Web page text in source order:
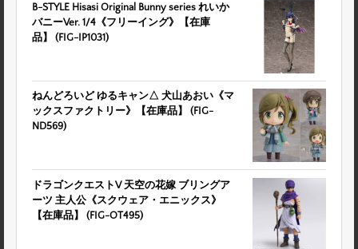
B-STYLE Hisasi Original Bunny series れいか
バニーVer. 1/4《フリーイング》【在庫
品】 (FIG-IP1031)
ねんどろいど ゆるキャン△ 犬山あおい《マ
ックスファクトリー》【在庫品】 (FIG-
ND569)
ドラゴンクエストV 天空の花嫁 ブリングア
ーツ 主人公《スクウェア・エニックス》
【在庫品】 (FIG-OT495)